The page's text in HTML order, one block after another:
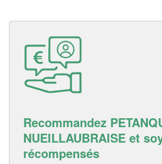
Recommandez
NUEILLAUBRAISE et
récompensés